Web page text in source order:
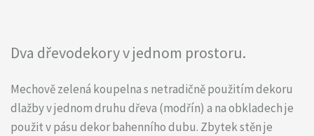
Dva dřevodekory v jednom prostoru.
Mechově zelená koupelna s netradičně použitím dekoru
dlažby v jednom druhu dřeva (modřín) a na obkladech je
použit v pásu dekor bahenního dubu. Zbytek stěn je